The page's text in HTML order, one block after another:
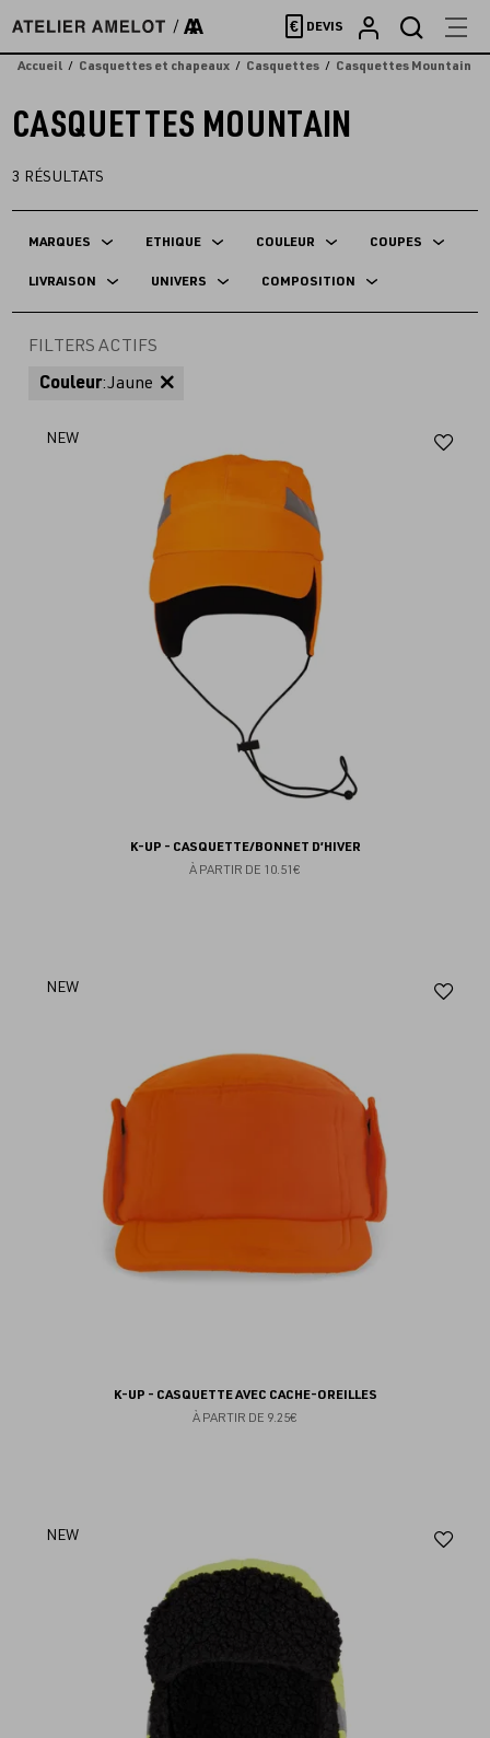
directement
au
€ DEVIS
Accueil Casquettes et chapeaux Casquettes Casquettes Mountain
CASQUETTES MOUNTAIN
3 RÉSULTATS
MARQUES ETHIQUE COULEUR COUPES
LIVRAISON UNIVERS COMPOSITION
FILTERS ACTIFS
Couleur:Jaune
NEW
K-UP - CASQUETTE/BONNET D’HIVER
À PARTIR DE 10.51€
NEW
K-UP - CASQUETTE AVEC CACHE-OREILLES
À PARTIR DE 9.25€
NEW